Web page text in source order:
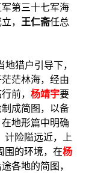
第三十七军海
，
王仁斋任总
地猎户引导下，
茫林海，经由
前， 杨靖宇要
成简图，以备
地形篇中明确
计险隘远近，上
围的环境，在杨
各地的简图，